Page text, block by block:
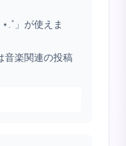
」が使えま
音楽関連の投稿